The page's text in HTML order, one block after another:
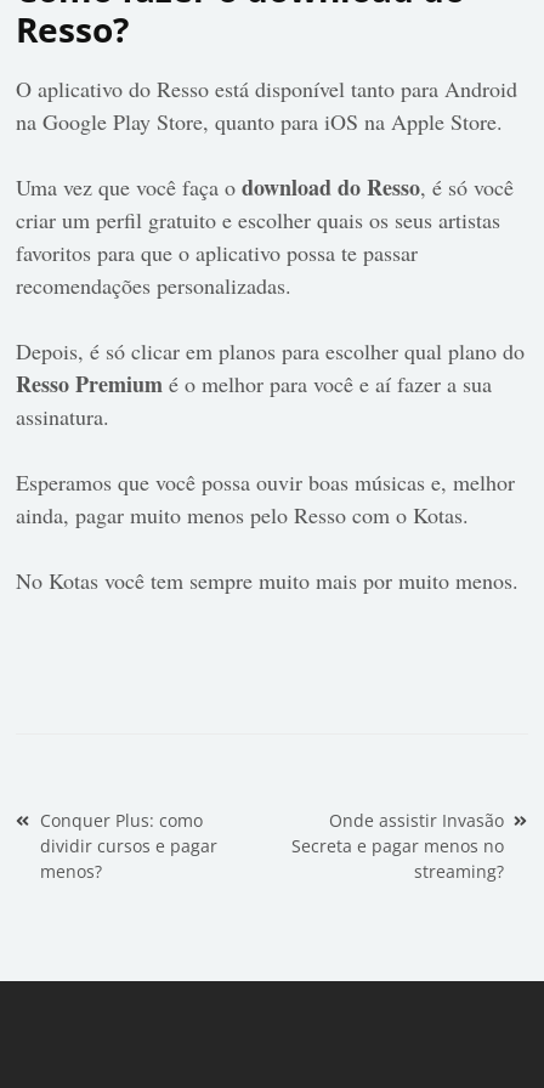
Resso?
O aplicativo do Resso está disponível tanto para Android
na Google Play Store, quanto para iOS na Apple Store.
Uma vez que você faça odownload do Resso, é só você
criar um perfil gratuito e escolher quais os seus artistas
favoritos para que o aplicativo possa te passar
recomendações personalizadas.
Depois, é só clicar em planos para escolher qual plano do
Resso Premiumé o melhor para você e aí fazer a sua
assinatura.
Esperamos que você possa ouvir boas músicas e, melhor
ainda, pagar muito menos pelo Resso com o Kotas.
No Kotas você tem sempre muito mais por muito menos.
Navegação de Post
Conquer Plus: como
dividir cursos e pagar
menos?
Onde assistir Invasão
Secreta e pagar menos no
streaming?